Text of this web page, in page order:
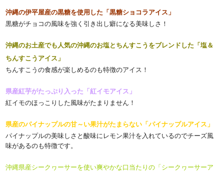
沖縄の伊平屋産の黒糖を使用した「黒糖ショコラアイス」
黒糖がチョコの風味を強く引き出し癖になる美味しさ！
沖縄のお土産でも人気の沖縄のお塩とちんすこうをブレンドした「塩＆
ちんすこうアイス」
ちんすこうの食感が楽しめるのも特徴のアイス！
県産紅芋がたっぷり入った「紅イモアイス」
紅イモのほっこりした風味がたまりません！
県産のパイナップルの甘～い果汁がたまらない「パイナップルアイス」
パイナップルの美味しさと酸味にレモン果汁を入れているのでチーズ風
味があるのも特徴です。
沖縄県産シークヮーサーを使い爽やかな口当たりの「シークヮーサーア